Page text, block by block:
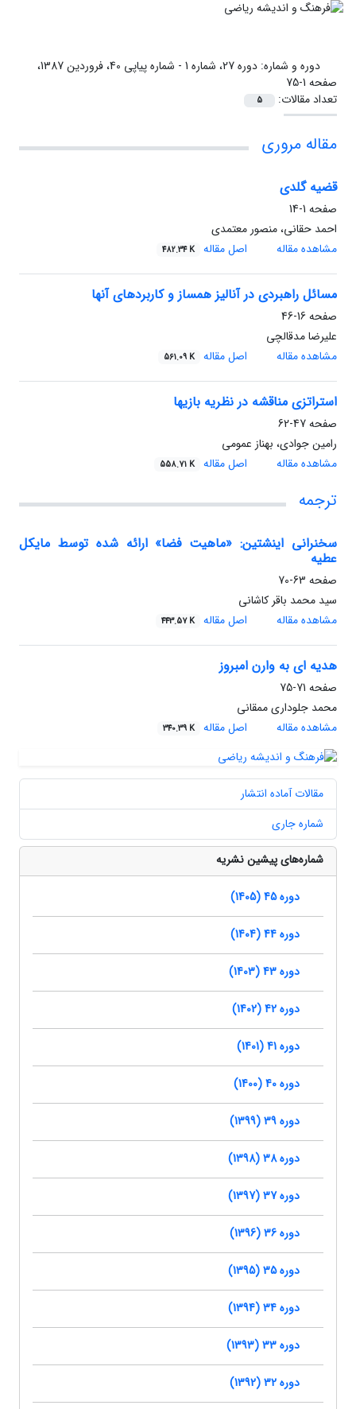
دوره و شماره:
دوره 27، شماره 1 - شماره پیاپی 40، فروردین 1387،
صفحه 1-75
تعداد مقالات:
5
مقاله مروری
قضیه گلدی
صفحه 1-14
احمد حقانی، منصور معتمدی
مشاهده مقاله
اصل مقاله 482.34 K
مسائل راهبردی در آنالیز همساز و کاربردهای آنها
صفحه 16-46
علیرضا مدقالچی
مشاهده مقاله
اصل مقاله 561.09 K
استراتزی مناقشه در نظریه بازیها
صفحه47-62
رامین جوادی، بهناز عمومی
مشاهده مقاله
اصل مقاله 558.71 K
ترجمه
سخنرانی اینشتین: «ماهیت فضا» ارائه شده توسط مایکل
عطیه
صفحه 63-70
سید محمد باقر کاشانی
مشاهده مقاله
اصل مقاله 443.57 K
هدیه ای به وارن امبروز
صفحه 71-75
محمد جلوداری ممقانی
مشاهده مقاله
اصل مقاله 340.39 K
مقالات آماده انتشار
شماره جاری
شماره‌های پیشین نشریه
دوره 45 (1405)
دوره 44 (1404)
دوره 43 (1403)
دوره 42 (1402)
دوره 41 (1401)
دوره 40 (1400)
دوره 39 (1399)
دوره 38 (1398)
دوره 37 (1397)
دوره 36 (1396)
دوره 35 (1395)
دوره 34 (1394)
دوره 33 (1393)
دوره 32 (1392)